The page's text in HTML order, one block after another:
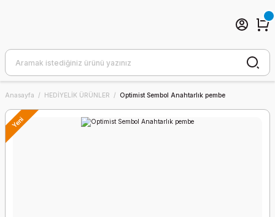
Anasayfa HEDİYELİK ÜRÜNLER Optimist Sembol Anahtarlık pembe
Yeni